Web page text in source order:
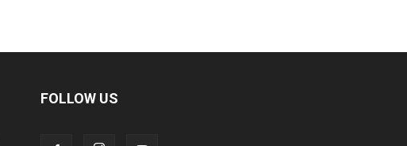
FOLLOW US